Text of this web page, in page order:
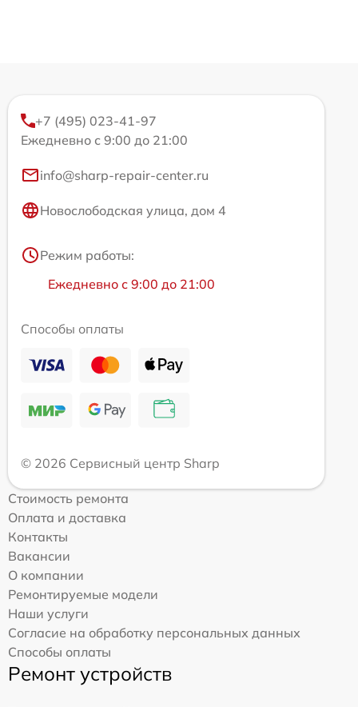
+7 (495) 023-41-97
Ежедневно с 9:00 до 21:00
info@sharp-repair-center.ru
Новослободская улица, дом 4
Режим работы:
Ежедневно с 9:00 до 21:00
Способы оплаты
© 2026 Сервисный центр Sharp
Стоимость ремонта
Оплата и доставка
Контакты
Вакансии
О компании
Ремонтируемые модели
Наши услуги
Согласие на обработку персональных данных
Способы оплаты
Ремонт устройств